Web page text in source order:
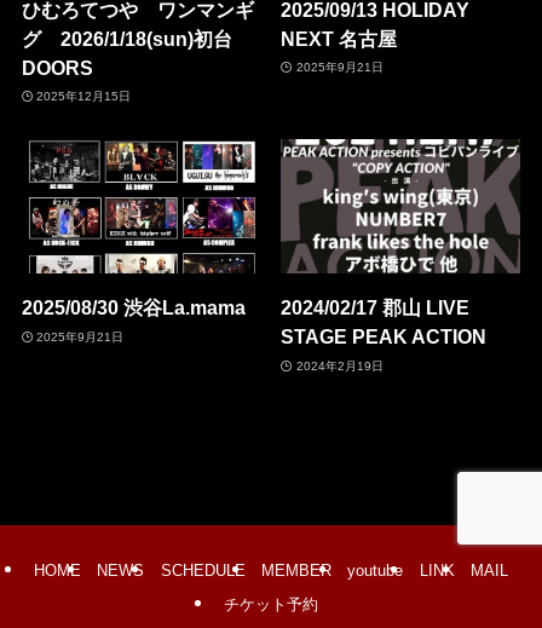
ひむろてつや ワンマンギ
グ 2026/1/18(sun)初台
DOORS
2025年12月15日
2025/09/13 HOLIDAY
NEXT 名古屋
2025年9月21日
2025/08/30 渋谷La.mama
2025年9月21日
2024/02/17 郡山 LIVE
STAGE PEAK ACTION
2024年2月19日
HOME NEWS SCHEDULE MEMBER youtube LINK
MAIL
チケット予約